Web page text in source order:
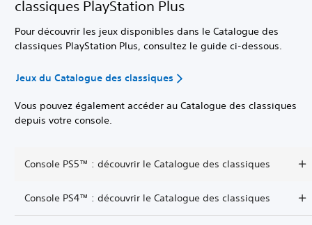
classiques PlayStation Plus
Pour découvrir les jeux disponibles dans le Catalogue des
classiques PlayStation Plus, consultez le guide ci-dessous.
Jeux du Catalogue des classiques
Vous pouvez également accéder au Catalogue des classiques
depuis votre console.
Console PS5™ : découvrir le Catalogue des classiques
Console PS4™ : découvrir le Catalogue des classiques